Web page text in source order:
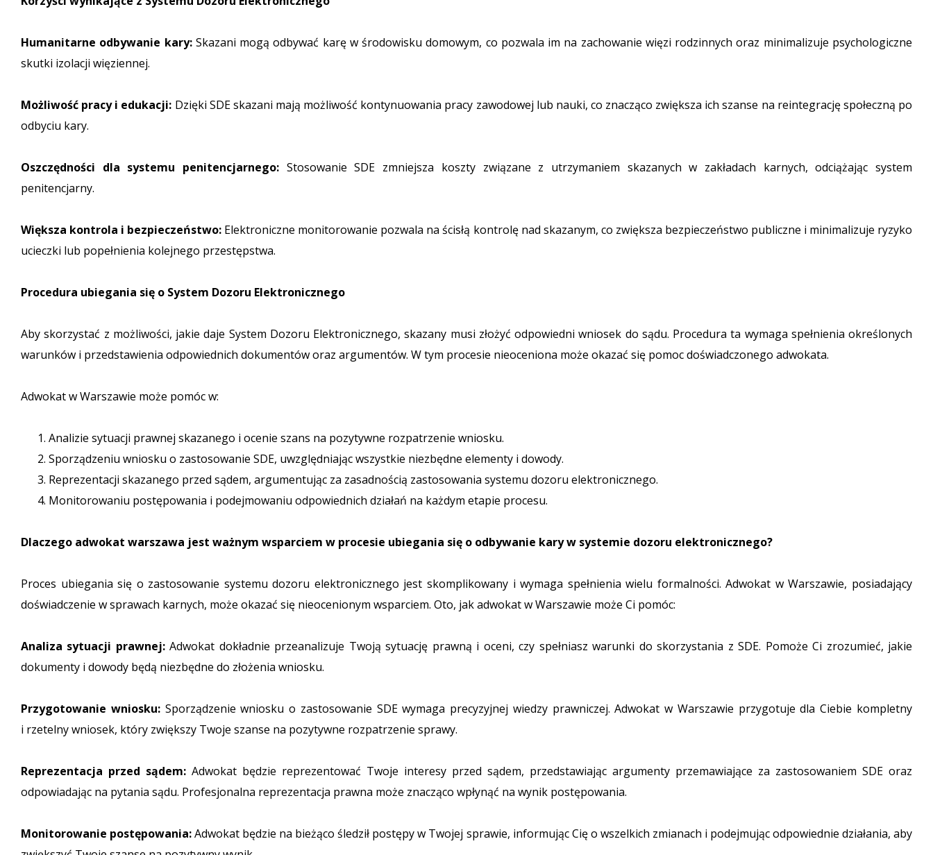
Humanitarne odbywanie kary:Skazani mogą odbywać karę w środowisku domowym, co pozwala im na zachowanie więzi rodzinnych oraz minimalizuje psychologiczne
skutki izolacji więziennej.
Możliwość pracy i edukacji: Dzięki SDE skazani mają możliwość kontynuowania pracy zawodowej lub nauki, co znacząco zwiększa ich szanse na reintegrację społeczną po
odbyciu kary.
Oszczędności dla systemu penitencjarnego: Stosowanie SDE zmniejsza koszty związane z utrzymaniem skazanych w zakładach karnych, odciążając system
penitencjarny.
Większa kontrola i bezpieczeństwo: Elektroniczne monitorowanie pozwala na ścisłą kontrolę nad skazanym, co zwiększa bezpieczeństwo publiczne i minimalizuje ryzyko
ucieczki lub popełnienia kolejnego przestępstwa.
Procedura ubiegania się o System Dozoru Elektronicznego
Aby skorzystać z możliwości, jakie daje System Dozoru Elektronicznego, skazany musi złożyć odpowiedni wniosek do sądu. Procedura ta wymaga spełnienia określonych
warunków i przedstawienia odpowiednich dokumentów oraz argumentów. W tym procesie nieoceniona może okazać się pomoc doświadczonego adwokata.
Adwokat w Warszawie może pomóc w:
Analizie sytuacji prawnej skazanego i ocenie szans na pozytywne rozpatrzenie wniosku.
Sporządzeniu wniosku o zastosowanie SDE, uwzględniając wszystkie niezbędne elementy i dowody.
Reprezentacji skazanego przed sądem, argumentując za zasadnością zastosowania systemu dozoru elektronicznego.
Monitorowaniu postępowania i podejmowaniu odpowiednich działań na każdym etapie procesu.
Dlaczego adwokat warszawa jest ważnym wsparciem w procesie ubiegania się o odbywanie kary w systemie dozoru elektronicznego?
Proces ubiegania się o zastosowanie systemu dozoru elektronicznego jest skomplikowany i wymaga spełnienia wielu formalności. Adwokat w Warszawie, posiadający
doświadczenie w sprawach karnych, może okazać się nieocenionym wsparciem. Oto, jak adwokat w Warszawie może Ci pomóc:
Analiza sytuacji prawnej:Adwokat dokładnie przeanalizuje Twoją sytuację prawną i oceni, czy spełniasz warunki do skorzystania z SDE. Pomoże Ci zrozumieć, jakie
dokumenty i dowody będą niezbędne do złożenia wniosku.
Przygotowanie wniosku:Sporządzenie wniosku o zastosowanie SDE wymaga precyzyjnej wiedzy prawniczej. Adwokat w Warszawie przygotuje dla Ciebie kompletny
i rzetelny wniosek, który zwiększy Twoje szanse na pozytywne rozpatrzenie sprawy.
Reprezentacja przed sądem: Adwokat będzie reprezentować Twoje interesy przed sądem, przedstawiając argumenty przemawiające za zastosowaniem SDE oraz
odpowiadając na pytania sądu. Profesjonalna reprezentacja prawna może znacząco wpłynąć na wynik postępowania.
Monitorowanie postępowania:Adwokat będzie na bieżąco śledził postępy w Twojej sprawie, informując Cię o wszelkich zmianach i podejmując odpowiednie działania, aby